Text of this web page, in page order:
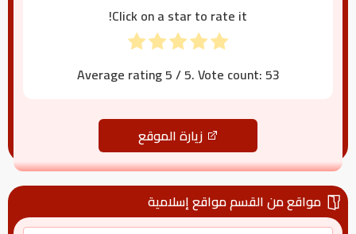
Click on a star to rate it!
Average rating5/ 5. Vote count:53
زيارة الموقع
مواقع من القسم مواقع إسلامية